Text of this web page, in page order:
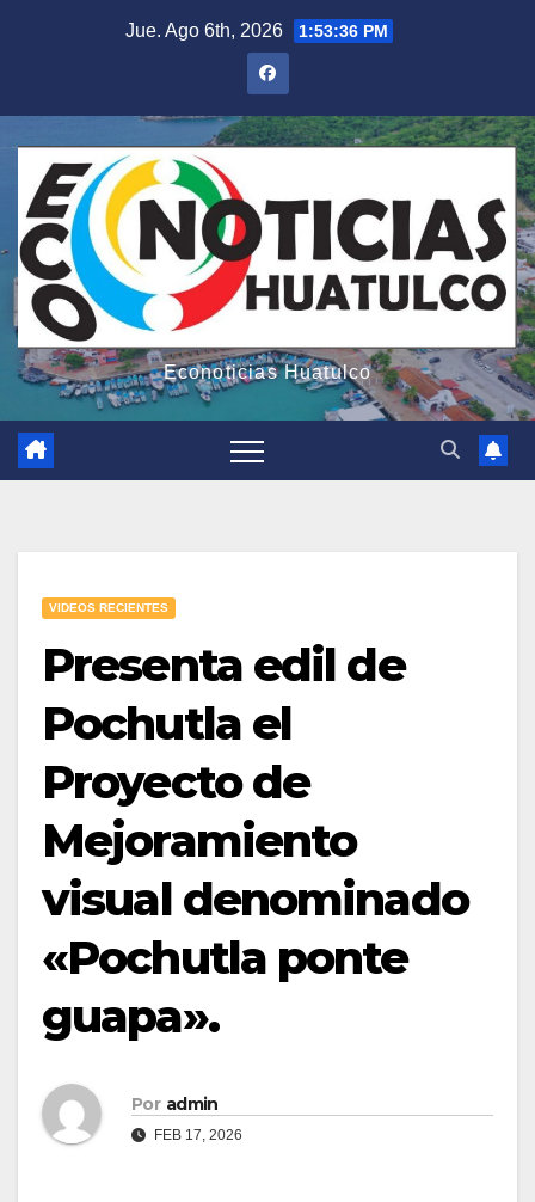
Jue. Ago 6th, 2026 1:53:37 PM
Econoticias Huatulco
VIDEOS RECIENTES
Presenta edil de
Pochutla el
Proyecto de
Mejoramiento
visual denominado
«Pochutla ponte
guapa».
Por admin
FEB 17, 2026